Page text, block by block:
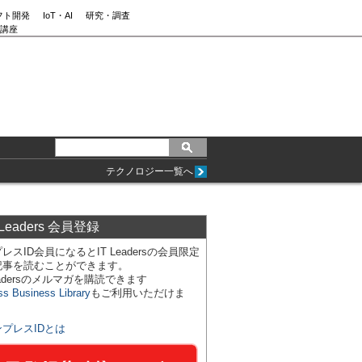
ト開発 IoT・AI
研究・調査
座
テクノロジー一覧へ
会員登録
スID会員になるとIT Leadersの会員限定
を読むことができます。
のメルマガを購読できます
Business Libraryもご利用いただけま
プレスIDとは